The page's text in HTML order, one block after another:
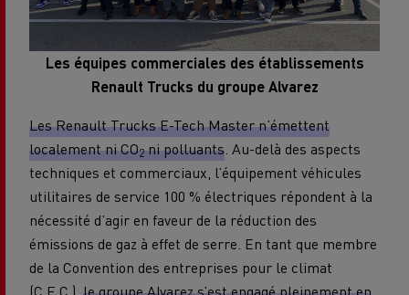
Les équipes commerciales des établissements
Renault Trucks du groupe Alvarez
Les Renault Trucks E-Tech Master n’émettent
localement ni CO2ni polluants . Au-delà des aspects
techniques et commerciaux, l’équipement véhicules
utilitaires de service 100 % électriques répondent à la
nécessité d’agir en faveur de la réduction des
émissions de gaz à effet de serre. En tant que membre
de la Convention des entreprises pour le climat
(C.E.C.), le groupe Alvarez s’est engagé pleinement en